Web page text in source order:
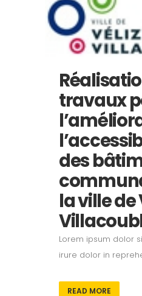
travaux
des
la ville
Lorem ipsum dolor
irure dolor in
READ MORE